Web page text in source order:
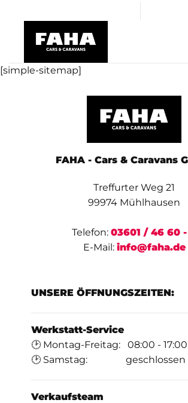
content
[simple-sitemap]
FAHA - Cars & Caravans
Treffurter Weg 21
99974 Mühlhausen
Telefon: 03601 / 46 60
E-Mail: info@faha.de
UNSERE ÖFFNUNGSZEITEN:
Werkstatt-Service
🕑 Montag-Freitag: 08:00 -
🕑 Samstag: geschlossen
Verkaufsteam